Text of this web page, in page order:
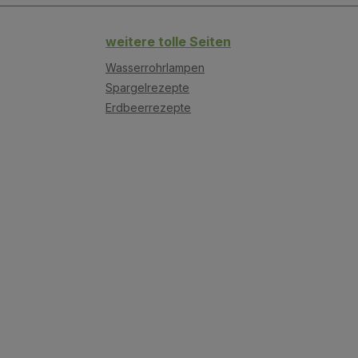
weitere tolle Seiten
Wasserrohrlampen
Spargelrezepte
Erdbeerrezepte